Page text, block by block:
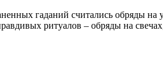
гаданий считались обряды
ритуалов – обряды на